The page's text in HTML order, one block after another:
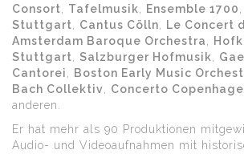
Consort
Tafelmusik Ensemble 1700
Stuttgart
Cantus Cölln Le Concert
Amsterdam Baroque Orchestra
Stuttgart
Salzburger Hofmusik
Cantorei
Boston Early Music
Bach Collektiv
Concerto
anderen.
Er hat mehr als 90 Produktionen
Audio- und Videoaufnahmen mit